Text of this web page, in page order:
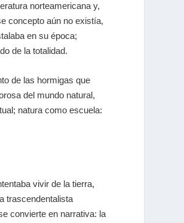
norteamericana y,
concepto aún no existía,
en su época;
de la totalidad.
de las hormigas que
del mundo natural,
natura como escuela:
vivir de la tierra,
trascendentalista
convierte en narrativa: la